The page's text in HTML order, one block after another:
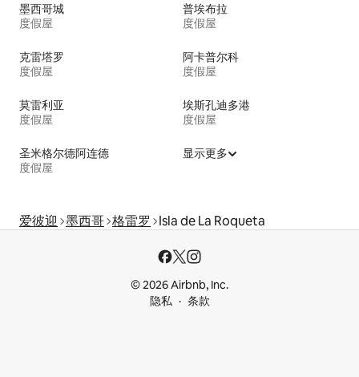
墨西哥城
度假屋
普埃布拉
度假屋
克雷塔罗
度假屋
阿卡普尔科
度假屋
莫雷利亚
度假屋
埃斯孔迪多港
度假屋
圣米格尔德阿连德
度假屋
显示更多
爱彼迎 墨西哥 格雷罗 Isla de La Roqueta
© 2026 Airbnb, Inc.
隐私
条款